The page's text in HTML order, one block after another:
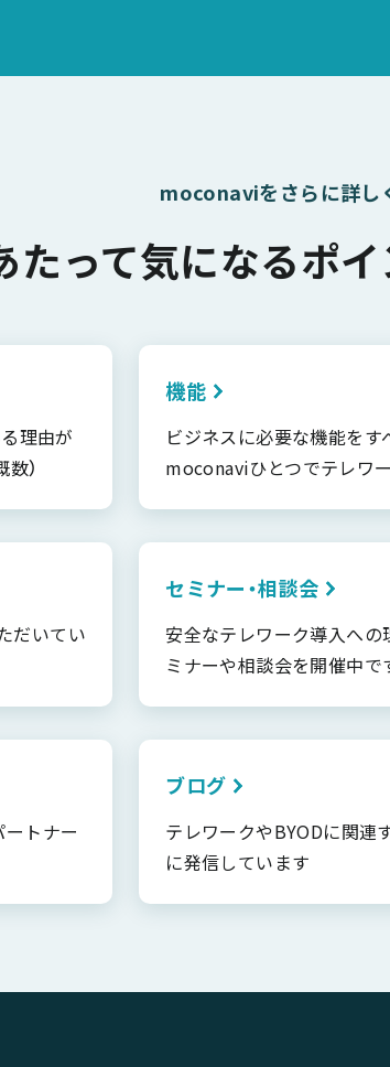
moconaviをさらに詳し
たって気になるポ
理由が
）
機能
ビジネスに必要な機能をす
moconaviひとつでテレワ
だいてい
セミナー・相談会
安全なテレワーク導入への
ミナーや相談会を開催中で
トナー
ブログ
テレワークやBYODに関連
に発信しています